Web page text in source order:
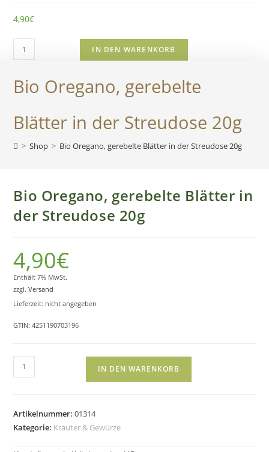
4,90€
Bio
Oregano,
Blätter
der
20g
IN DEN WARENKORB
Bio Oregano, gerebelte
Blätter in der Streudose 20g
> Shop > Bio Oregano, gerebelte Blätter in der Streudose 20g
Bio Oregano, gerebelte Blätter in
der Streudose 20g
4,90€
Enthält 7% MwSt.
zzgl.Versand
Lieferzeit: nicht angegeben
GTIN: 4251190703196
Bio
Oregano,
in
IN DEN WARENKORB
Artikelnummer:01314
Kategorie: Kräuter & Gewürze